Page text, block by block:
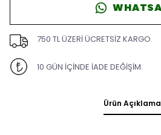
750 TL ÜZERİ ÜCRETSİZ KARGO.
10 GÜN İÇİNDE İADE DEĞİŞİM.
Ürün